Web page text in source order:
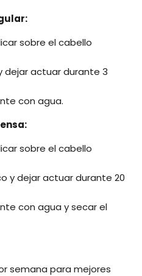
sobre el cabello
dejar actuar durante 3
con agua.
sobre el cabello
y dejar actuar durante 20
con agua y secar el
semana para mejores